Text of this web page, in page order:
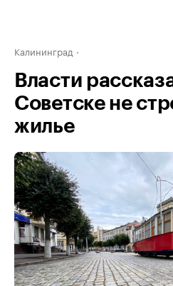
Калининград
Власти
Советске не
жилье